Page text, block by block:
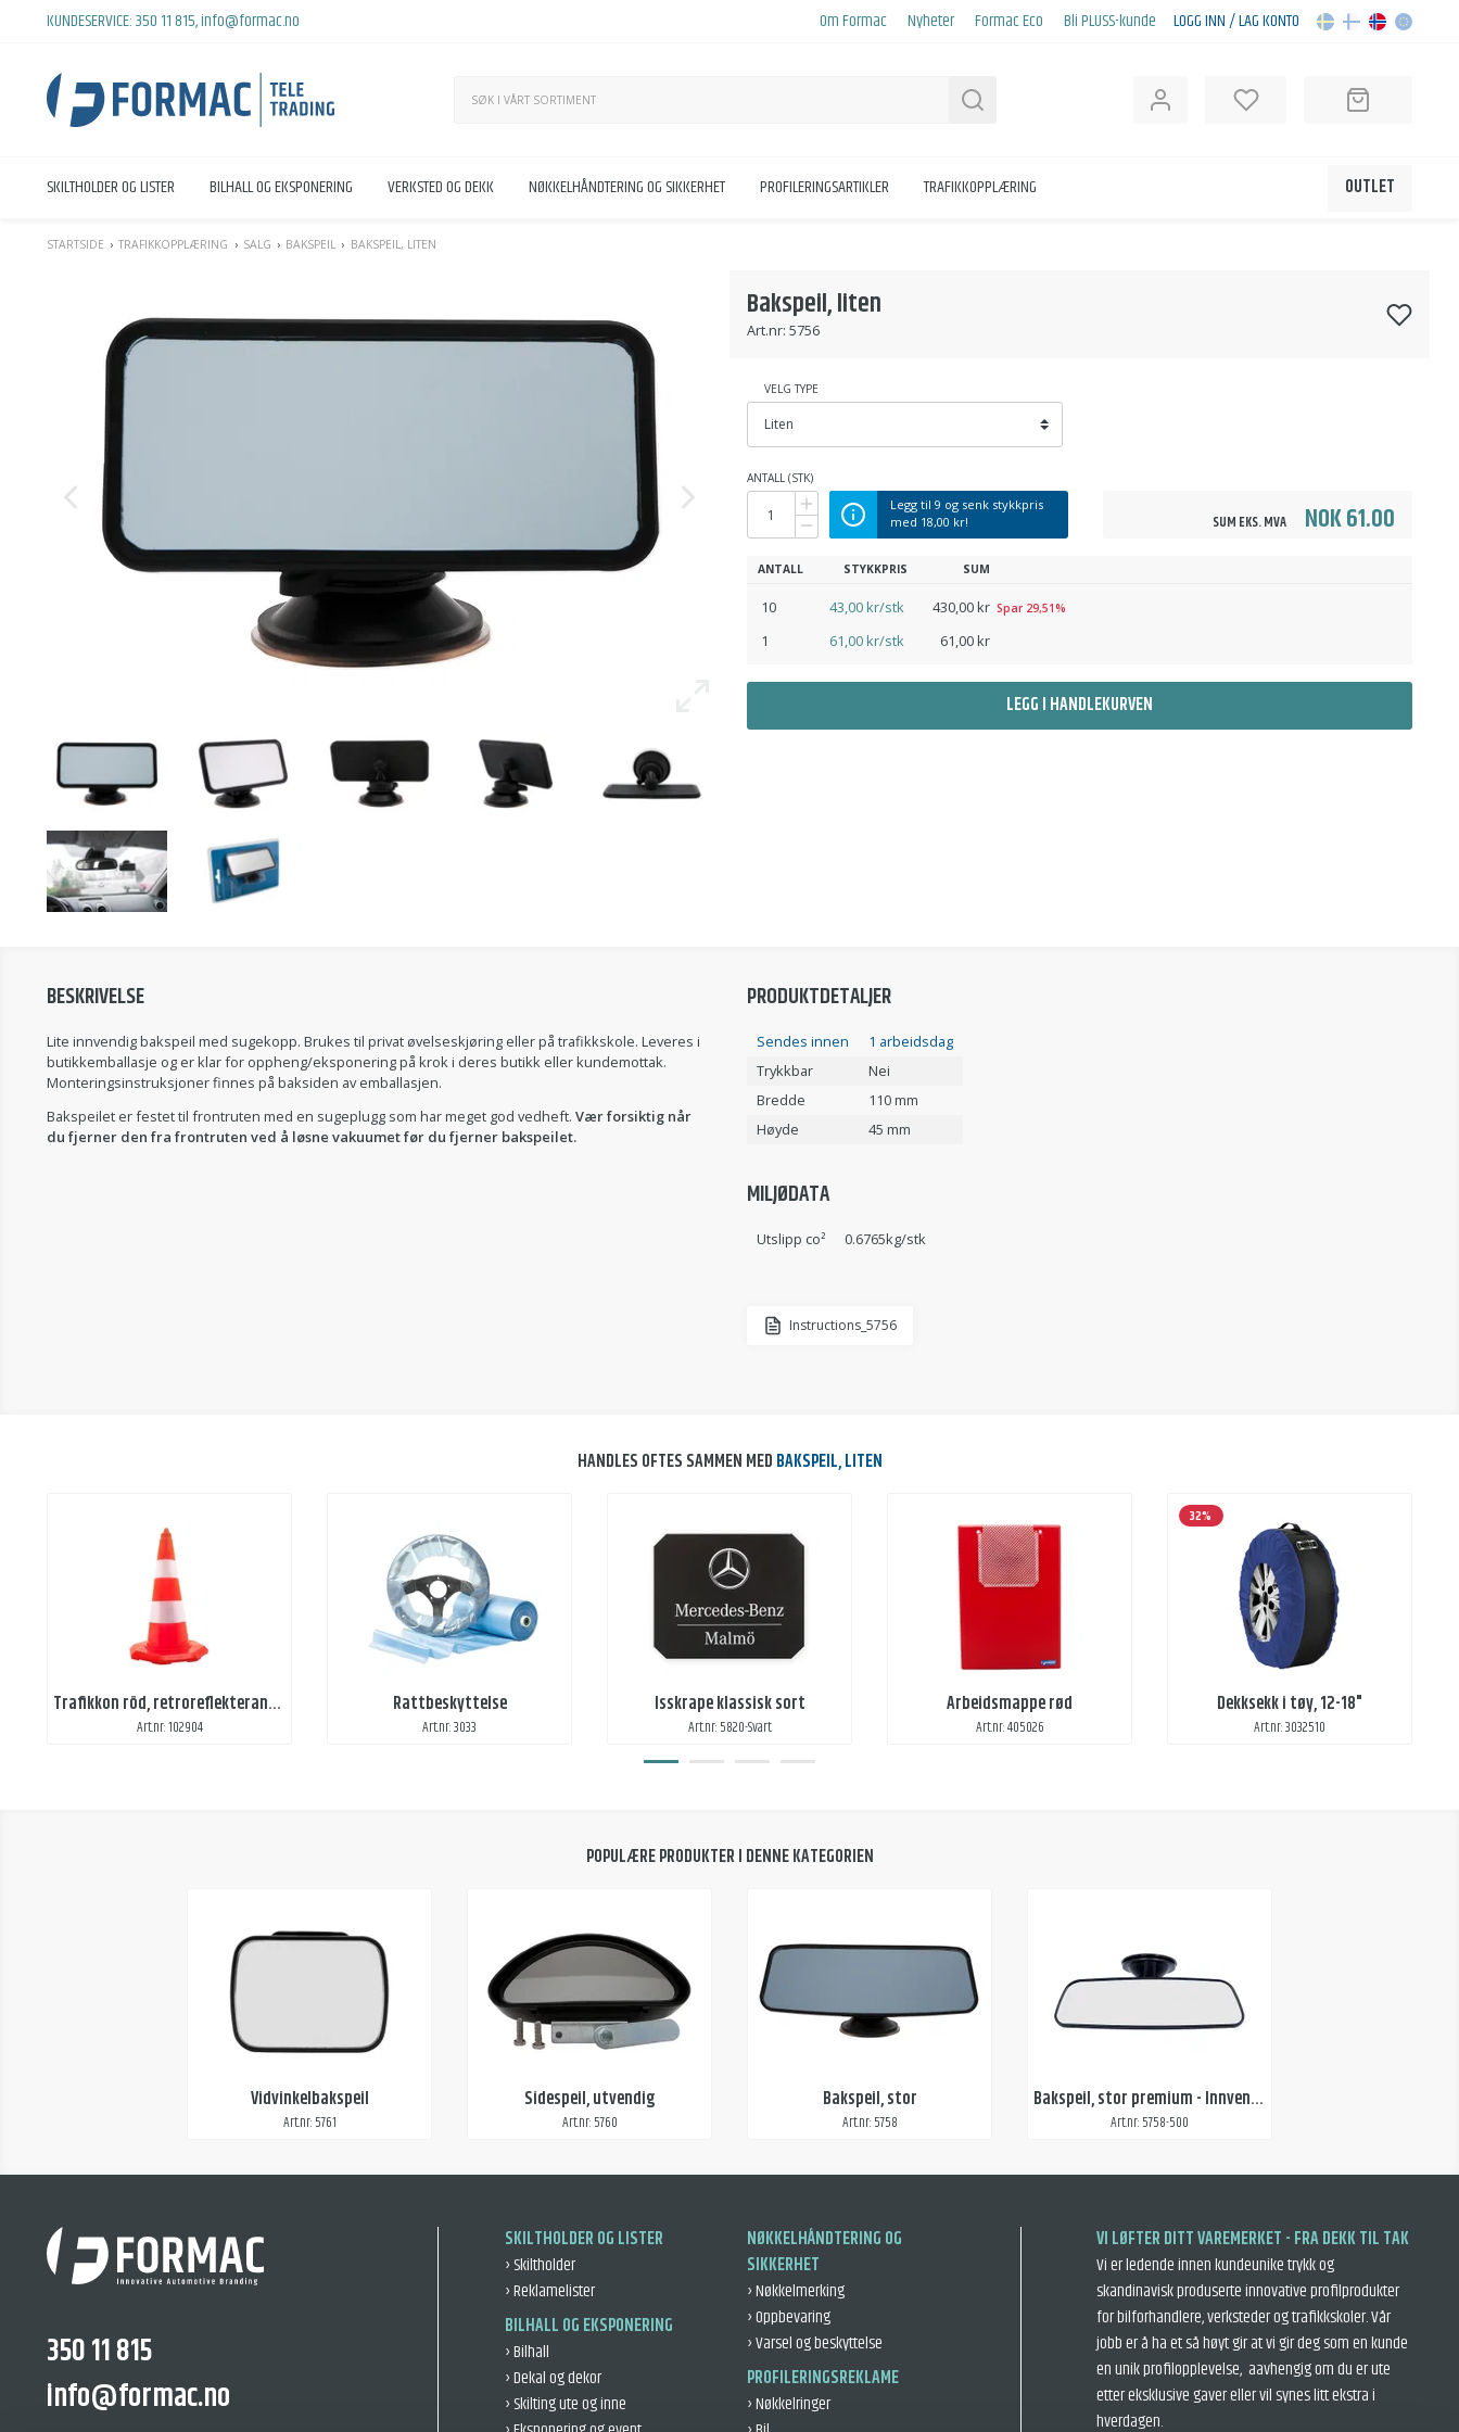
KUNDESERVICE:350 11 815,info@formac.no Om Formac Nyheter Formac Eco Bli PLUSS-kunde LOGG INN / LAG KONTO
SKILTHOLDER OG LISTER BILHALL OG EKSPONERING VERKSTED OG DEKK NØKKELHÅNDTERING OG SIKKERHET PROFILERINGSARTIKLER TRAFIKKOPPLÆRING OUTLET
STARTSIDE TRAFIKKOPPLÆRING SALG BAKSPEIL BAKSPEIL, LITEN
Bakspeil, liten
Art.nr: 5756
VELG TYPE
ANTALL (STK)
Legg til 9 og senk stykkpris
med 18,00 kr! SUM EKS. MVA NOK 61.00
ANTALL STYKKPRIS SUM
10 43,00 kr/stk 430,00 kr Spar 29,51%
1 61,00 kr/stk 61,00 kr
LEGG I HANDLEKURVEN
BESKRIVELSE
Lite innvendig bakspeil med sugekopp. Brukes til privat øvelseskjøring eller på trafikkskole. Leveres i
butikkemballasje og er klar for oppheng/eksponering på krok i deres butikk eller kundemottak.
Monteringsinstruksjoner finnes på baksiden av emballasjen.
Bakspeilet er festet til frontruten med en sugeplugg som har meget god vedheft. Vær forsiktig når
du fjerner den fra frontruten ved å løsne vakuumet før du fjerner bakspeilet.
PRODUKTDETALJER
Sendes innen
1 arbeidsdag
Trykkbar
Nei
Bredde
110 mm
Høyde
45 mm
MILJØDATA
Utslipp co² 0.6765kg/stk
Instructions_5756
HANDLES OFTES SAMMEN MED BAKSPEIL, LITEN
Trafikkon röd, retroreflekterande reflex
Art.nr: 102904
Rattbeskyttelse
Art.nr: 3033
Isskrape klassisk sort
Art.nr: 5820-Svart
Arbeidsmappe rød
Art.nr: 405026
32%
Dekksekk i tøy, 12-18"
Art.nr: 3032510
POPULÆRE PRODUKTER I DENNE KATEGORIEN
Vidvinkelbakspeil
Art.nr: 5761
Sidespeil, utvendig
Art.nr: 5760
Bakspeil, stor
Art.nr: 5758
Bakspeil, stor premium - Innvendig bakspeil med ekstra sterk sugekopp
Art.nr: 5758-500
350 11 815
info@formac.no
SKILTHOLDER OG LISTER
› Skiltholder
› Reklamelister
BILHALL OG EKSPONERING
› Bilhall
› Dekal og dekor
› Skilting ute og inne
NØKKELHÅNDTERING OG
SIKKERHET
› Nøkkelmerking
› Oppbevaring
› Varsel og beskyttelse
PROFILERINGSREKLAME
› Nøkkelringer
VI LØFTER DITT VAREMERKET - FRA DEKK TIL TAK
Vi er ledende innen kundeunike trykk og
skandinavisk produserte innovative profilprodukter
for bilforhandlere, verksteder og trafikkskoler. Vår
jobb er å ha et så høyt gir at vi gir deg som en kunde
en unik profilopplevelse, aavhengig om du er ute
etter eksklusive gaver eller vil synes litt ekstra i
hverdagen.